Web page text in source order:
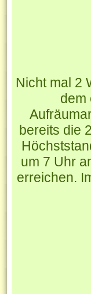
Nicht mal 2
dem
bereits die
um 7 Uhr
erreichen.